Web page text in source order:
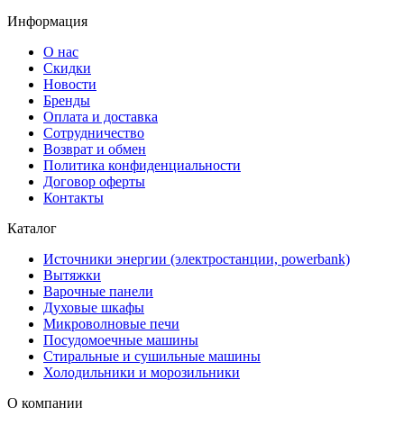
Информация
О нас
Скидки
Новости
Бренды
Оплата и доставка
Сотрудничество
Возврат и обмен
Политика конфиденциальности
Договор оферты
Контакты
Каталог
Источники энергии (электростанции, powerbank)
Вытяжки
Варочные панели
Духовые шкафы
Микроволновые печи
Посудомоечные машины
Стиральные и сушильные машины
Холодильники и морозильники
О компании